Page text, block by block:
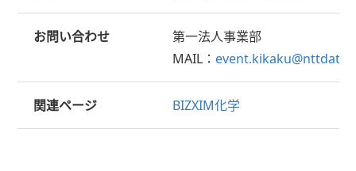
お問い合わせ
第一法人事業部
MAIL： event.kikaku@nttdata-
関連ページ BIZXIM化学